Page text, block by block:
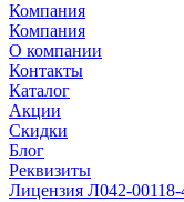
Компания
Компания
О компании
Контакты
Каталог
Акции
Скидки
Блог
Реквизиты
Лицензия Л042-00118-